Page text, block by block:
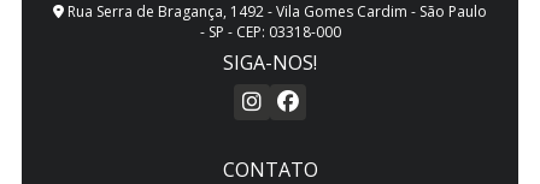
Rua Serra de Bragança, 1492 - Vila Gomes Cardim - São Paulo
- SP - CEP: 03318-000
SIGA-NOS!
CONTATO